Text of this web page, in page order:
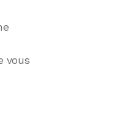
vous